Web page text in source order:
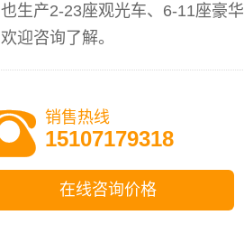
也生产2-23座观光车、6-11座豪
欢迎咨询了解。
销售热线
15107179318
在线咨询价格